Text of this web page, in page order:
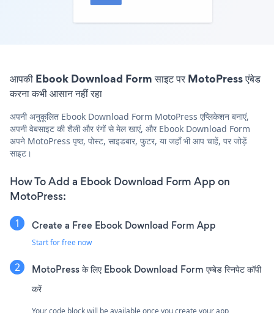
आपकी Ebook Download Form साइट पर MotoPress एंबेड
करना कभी आसान नहीं रहा
अपनी अनुकूलित Ebook Download Form MotoPress एप्लिकेशन बनाएं,
अपनी वेबसाइट की शैली और रंगों से मेल खाएं, और Ebook Download Form
अपने MotoPress पृष्ठ, पोस्ट, साइडबार, फुटर, या जहाँ भी आप चाहें, पर जोड़ें
साइट।
How To Add a Ebook Download Form App on
MotoPress:
Create a Free Ebook Download Form App
Start for free now
MotoPress के लिए Ebook Download Form एम्बेड स्निपेट कॉपी
करें
Your code block will be available once you create your app